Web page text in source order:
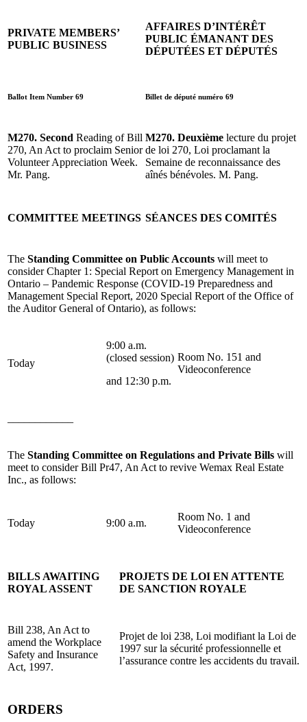
PRIVATE MEMBERS’
PUBLIC BUSINESS
AFFAIRES D’INTÉRÊT
PUBLIC ÉMANANT DES
DÉPUTÉES ET DÉPUTÉS
Ballot Item Number 69 Billet de député numéro 69
M270. Second Reading of Bill
270, An Act to proclaim Senior
Volunteer Appreciation Week.
Mr. Pang.
M270. Deuxième lecture du projet
de loi 270, Loi proclamant la
Semaine de reconnaissance des
aînés bénévoles. M. Pang.
COMMITTEE MEETINGS SÉANCES DES COMITÉS
The Standing Committee on Public Accounts will meet to
consider Chapter 1: Special Report on Emergency Management in
Ontario – Pandemic Response (COVID-19 Preparedness and
Management Special Report, 2020 Special Report of the Office of
the Auditor General of Ontario), as follows:
Today
9:00 a.m.
(closed session)
and 12:30 p.m.
Room No. 151 and
Videoconference
The Standing Committee on Regulations and Private Bills will
meet to consider Bill Pr47, An Act to revive Wemax Real Estate
Inc., as follows:
Today 9:00 a.m.
Room No. 1 and
Videoconference
BILLS AWAITING
ROYAL ASSENT
PROJETS DE LOI EN ATTENTE
DE SANCTION ROYALE
Bill 238, An Act to
amend the Workplace
Safety and Insurance
Act, 1997.
Projet de loi 238, Loi modifiant la Loi de
1997 sur la sécurité professionnelle et
l’assurance contre les accidents du travail.
ORDERS